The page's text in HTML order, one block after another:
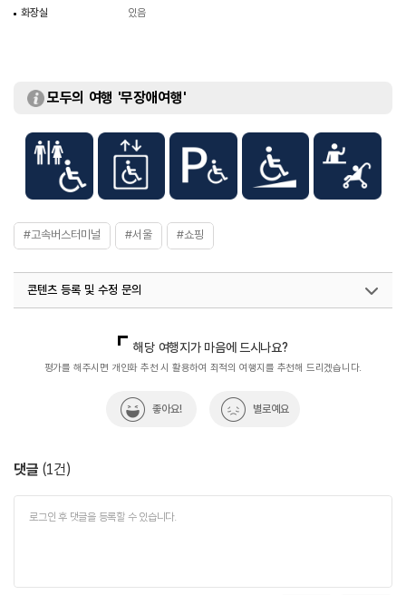
화장실
있음
모두의 여행 '무장애여행'
#고속버스터미널 #서울 #쇼핑
콘텐츠 등록 및 수정 문의
열린관광콘텐츠팀(열린관광-모두의여행)
033-738-3425
해당 여행지가 마음에 드시나요?
평가를 해주시면 개인화 추천 시 활용하여 최적의 여행지를 추천해 드리겠습니다.
좋아요! 별로예요
댓글 (1건)